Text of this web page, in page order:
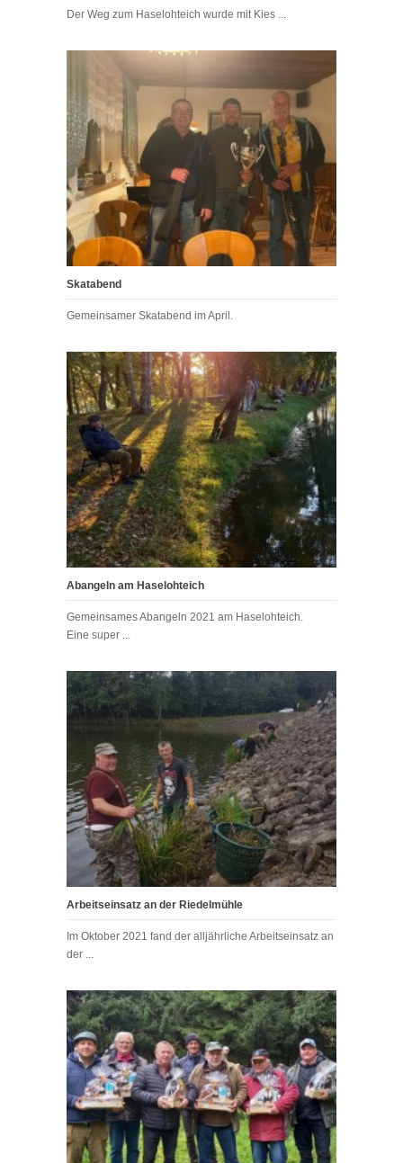
Der Weg zum Haselohteich wurde mit Kies ...
Skatabend
Gemeinsamer Skatabend im April.
Abangeln am Haselohteich
Gemeinsames Abangeln 2021 am Haselohteich.
Eine super ...
Arbeitseinsatz an der Riedelmühle
Im Oktober 2021 fand der alljährliche Arbeitseinsatz an
der ...